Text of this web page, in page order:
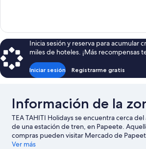
la
alberca,
en
el
área
cuádruple
clásica,
vista
a
la
alberca,
jardín
Inicia sesión y reserva para acumular
miles de hoteles. ¡Más recompensas
Iniciar sesión Registrarme gratis
Información de la
TEA TAHITI Holidays se encuentra cerca
de una estación de tren, en Papeete.
compras pueden visitar Mercado de
Shopping Center, mientras que quienes
Ver más